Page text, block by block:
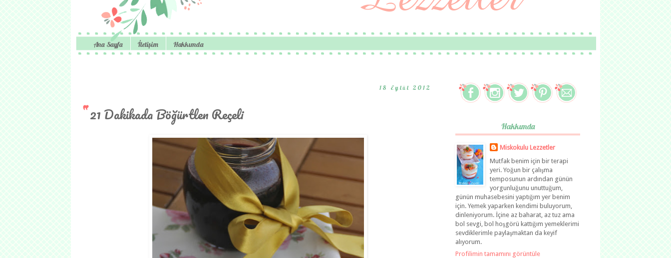
Ana Sayfa İletişim Hakkımda
18 Eylül 2012
21 Dakikada Böğürtlen Reçeli
Hakkımda
Miskokulu Lezzetler
Mutfak benim için bir terapi
yeri. Yoğun bir çalışma
temposunun ardından günün
yorgunluğunu unuttuğum,
günün muhasebesini yaptığım yer benim
için. Yemek yaparken kendimi buluyorum,
dinleniyorum. İçine az baharat, az tuz ama
bol sevgi, bol hoşgörü kattığım yemeklerimi
sevdiklerimle paylaşmaktan da keyif
alıyorum.
Profilimin tamamını görüntüle